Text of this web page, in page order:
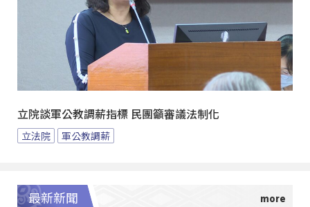
立院談軍公教調薪指標 民團籲審議法制化
立法院 軍公教調薪
最新新聞